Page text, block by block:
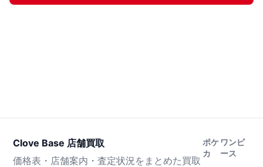
Clove Base 店舗買取
価格表・店舗案内・査定状況をまとめた買取
ポケ
カ
ワンピ
ース